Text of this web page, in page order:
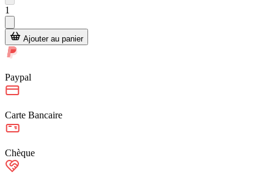
1
Ajouter au panier
Paypal
Carte Bancaire
Chèque